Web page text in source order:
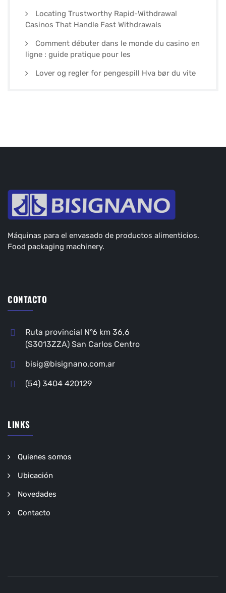
Locating Trustworthy Rapid-Withdrawal
Casinos That Handle Fast Withdrawals
Comment débuter dans le monde du casino en
ligne : guide pratique pour les
Lover og regler for pengespill Hva bør du vite
Máquinas para el envasado de productos alimenticios.
Food packaging machinery.
CONTACTO
Ruta provincial N°6 km 36,6
(S3013ZZA) San Carlos Centro
bisig@bisignano.com.ar
(54) 3404 420129
LINKS
Quienes somos
Ubicación
Novedades
Contacto